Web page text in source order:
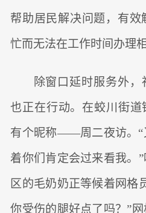
帮助居民解决问题，有
忙而无法在工作时间办理
除窗口延时服务外，
也正在行动。在蛟川街道
有个昵称——周二夜访。“
着你们肯定会过来看我。
区的毛奶奶正等候着网格
你受伤的腿好点了吗？”